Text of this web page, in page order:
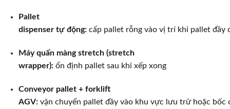
Pallet
dispenser tự động: cấp pallet rỗng vào vị trí khi pallet đầy
Máy quấn màng stretch (stretch
wrapper): ổn định pallet sau khi xếp xong
Conveyor pallet + forklift
AGV: vận chuyển pallet đầy vào khu vực lưu trữ hoặc bốc